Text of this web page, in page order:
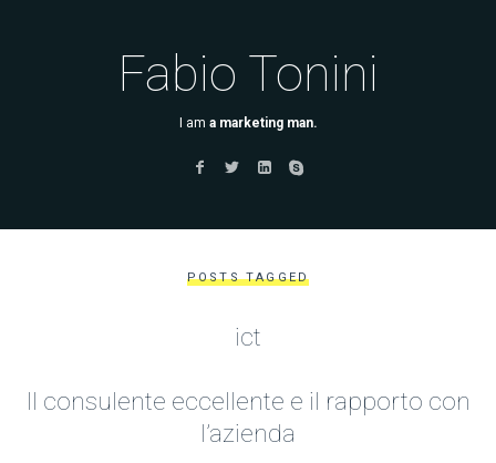
Fabio Tonini
I am a marketing man.
POSTS TAGGED
ict
Il consulente eccellente e il rapporto con
l’azienda